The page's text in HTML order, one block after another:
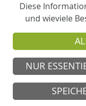
© 2026
Kontakt
Diese
und wieviele
NUR